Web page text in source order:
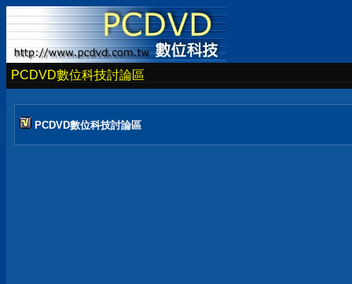
PCDVD數位科技討論區
PCDVD數位科技討論區